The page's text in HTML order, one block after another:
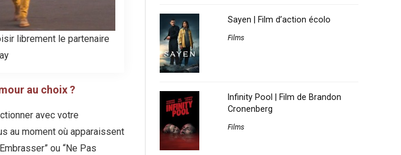
librement le partenaire
au choix ?
avec votre
au moment où apparaissent
ou “Ne Pas
Sayen | Film d’action écolo
Films
Infinity Pool | Film de Brandon
Cronenberg
Films